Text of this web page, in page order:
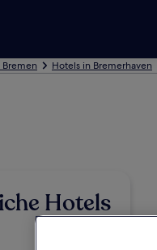
Bremen Hotels in Bremerhaven
Hotels